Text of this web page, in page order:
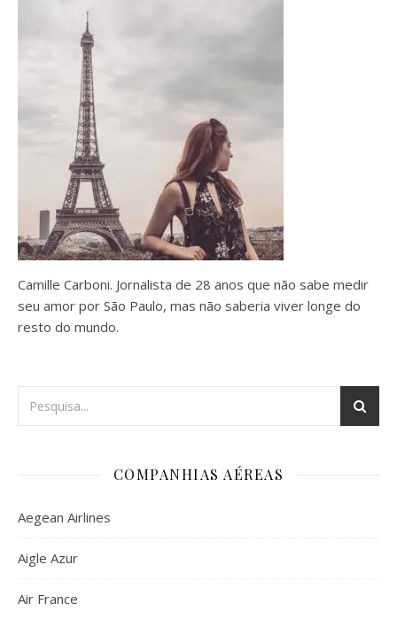
Camille Carboni. Jornalista de 28 anos que não sabe medir
seu amor por São Paulo, mas não saberia viver longe do
resto do mundo.
COMPANHIAS AÉREAS
Aegean Airlines
Aigle Azur
Air France